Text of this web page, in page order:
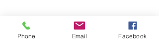
Aantal
Phone Email Facebook